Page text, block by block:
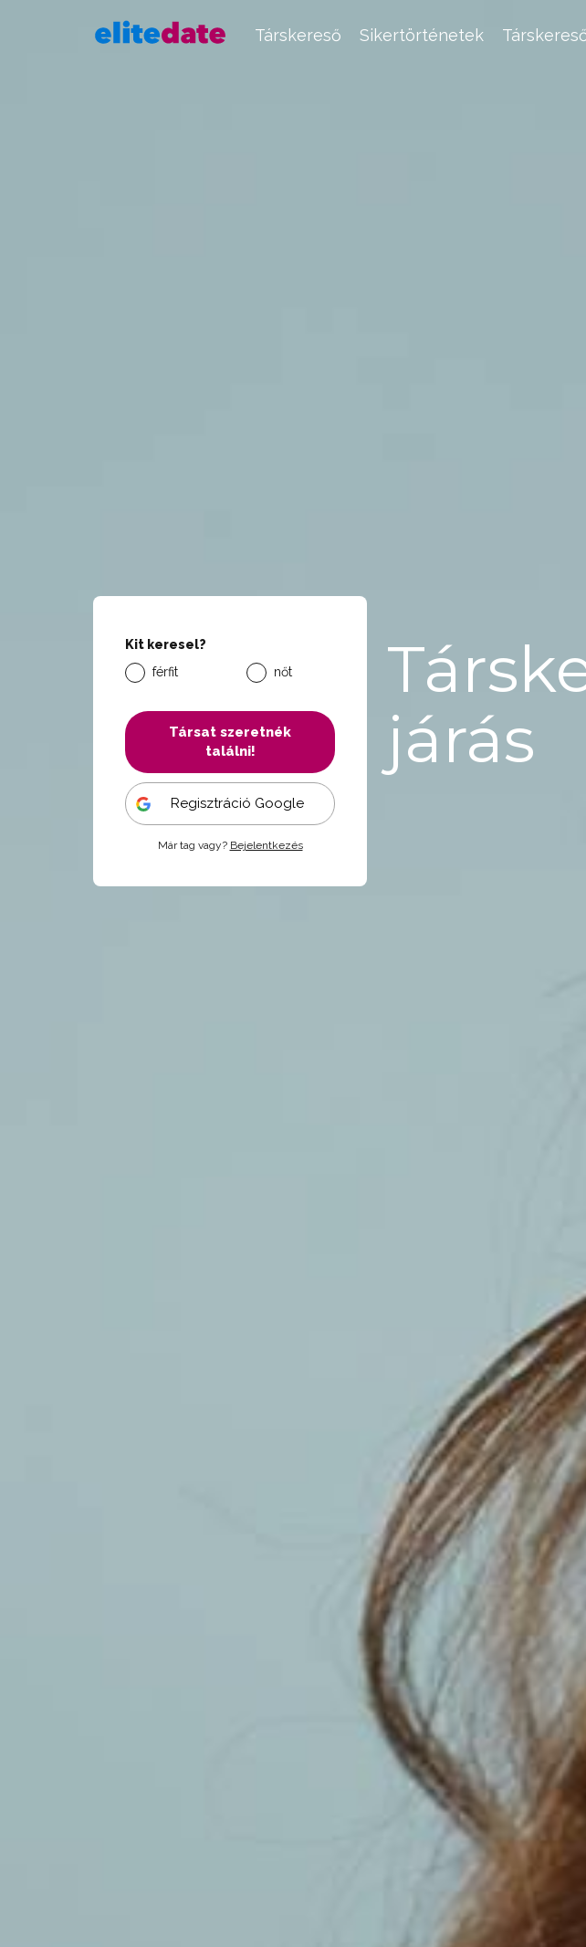
Társkereső Sikertörténetek
Kit keresel?
férfit
nőt
Társat szeretnék
találni!
Regisztráció Google
Már tag vagy? Bejelentkezés
járás